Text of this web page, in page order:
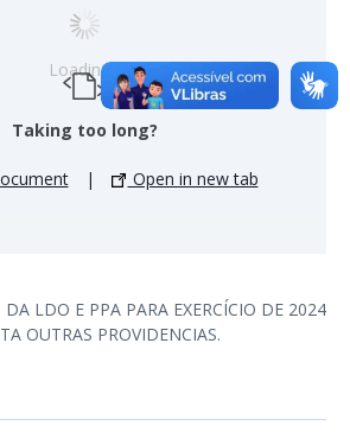
Loading...
Taking too long?
| Open in new tab
DA LDO E PPA PARA EXERCÍCIO DE 2024
OUTRAS PROVIDENCIAS.